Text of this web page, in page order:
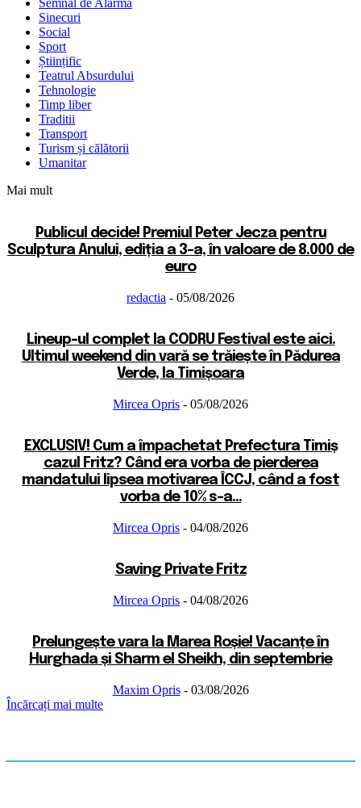
Semnal de Alarma
Sinecuri
Social
Sport
Științific
Teatrul Absurdului
Tehnologie
Timp liber
Traditii
Transport
Turism și călătorii
Umanitar
Mai mult
Publicul decide! Premiul Peter Jecza pentru
Sculptura Anului, ediția a 3-a, în valoare de 8.000 de
euro
redactia - 05/08/2026
Lineup-ul complet la CODRU Festival este aici.
Ultimul weekend din vară se trăiește în Pădurea
Verde, la Timișoara
Mircea Opris - 05/08/2026
EXCLUSIV! Cum a împachetat Prefectura Timiș
cazul Fritz? Când era vorba de pierderea
mandatului lipsea motivarea ÎCCJ, când a fost
vorba de 10% s-a...
Mircea Opris - 04/08/2026
Saving Private Fritz
Mircea Opris - 04/08/2026
Prelungește vara la Marea Roșie! Vacanțe în
Hurghada și Sharm el Sheikh, din septembrie
Maxim Opris - 03/08/2026
Încărcați mai multe